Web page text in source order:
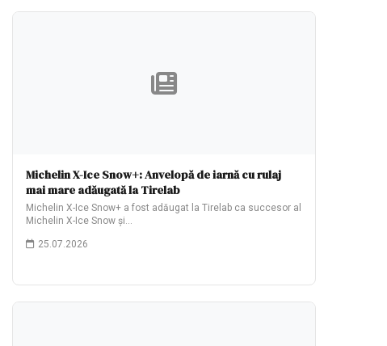
Michelin X-Ice Snow+: Anvelopă de iarnă cu rulaj
mai mare adăugată la Tirelab
Michelin X-Ice Snow+ a fost adăugat la Tirelab ca succesor al
Michelin X-Ice Snow și…
25.07.2026